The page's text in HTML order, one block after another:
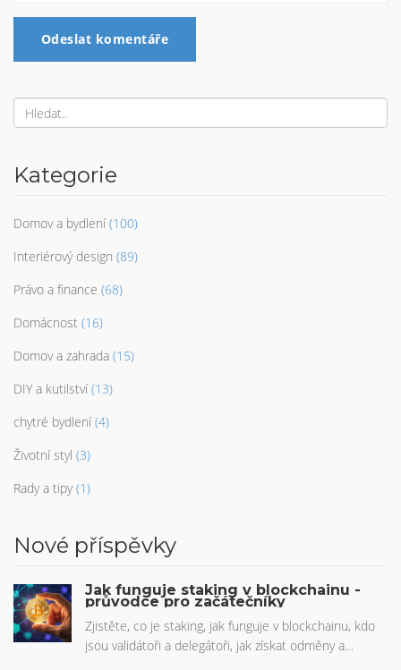
Odeslat komentáře
Kategorie
Domov a bydlení (100)
Interiérový design (89)
Právo a finance (68)
Domácnost (16)
Domov a zahrada (15)
DIY a kutilství (13)
chytré bydlení (4)
Životní styl (3)
Rady a tipy (1)
Nové příspěvky
Jak funguje staking v blockchainu -
průvodce pro začátečníky
Zjistěte, co je staking, jak funguje v blockchainu, kdo
jsou validátoři a delegátoři, jak získat odměny a